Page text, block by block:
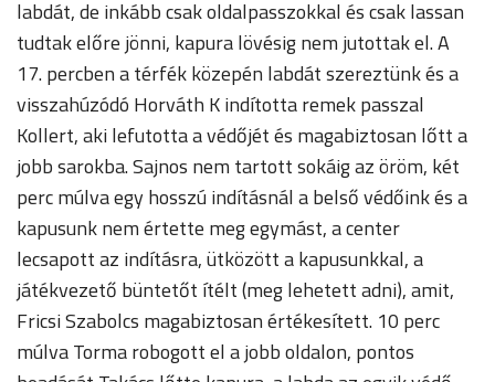
labdát, de inkább csak oldalpasszokkal és csak lassan
tudtak előre jönni, kapura lövésig nem jutottak el. A
17. percben a térfék közepén labdát szereztünk és a
visszahúzódó Horváth K indította remek passzal
Kollert, aki lefutotta a védőjét és magabiztosan lőtt a
jobb sarokba. Sajnos nem tartott sokáig az öröm, két
perc múlva egy hosszú indításnál a belső védőink és a
kapusunk nem értette meg egymást, a center
lecsapott az indításra, ütközött a kapusunkkal, a
játékvezető büntetőt ítélt (meg lehetett adni), amit,
Fricsi Szabolcs magabiztosan értékesített. 10 perc
múlva Torma robogott el a jobb oldalon, pontos